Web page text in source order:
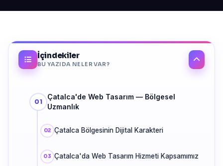
İçindekiler
BU YAZIDA NELER VAR?
Çatalca'de Web Tasarım — Bölgesel
Uzmanlık
Çatalca Bölgesinin Dijital Karakteri
Çatalca'da Web Tasarım Hizmeti Kapsamımız